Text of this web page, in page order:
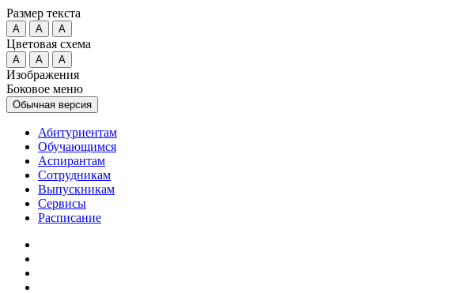
Размер текста
A A A
Цветовая схема
A A A
Изображения
Боковое меню
Обычная версия
Абитуриентам
Обучающимся
Аспирантам
Сотрудникам
Выпускникам
Сервисы
Расписание